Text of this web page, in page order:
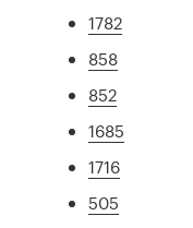
1782
858
852
1685
1716
505